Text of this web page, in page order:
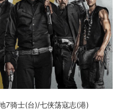
7骑士(台)/七侠荡寇志(港)